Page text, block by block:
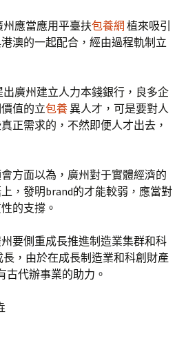
州應當應用平臺扶包養網 植來吸引
澳的一起配合，經由過程軌制立
出廣州建立人力本錢銀行，良多企
值的立包養異人才，可是要對人
正需求的，不然即便人才出去，
方面以為，廣州對于實體經濟的
，發明brand的才能較弱，應當對
的支撐。
要側重成長推進制造業集群和科
長，由於在成長制造業和科創財產
古代辦事業的助力。